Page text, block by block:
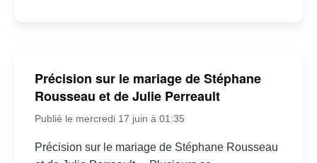
Précision sur le mariage de Stéphane
Rousseau et de Julie Perreault
Publié le mercredi 17 juin à 01:35
Précision sur le mariage de Stéphane Rousseau